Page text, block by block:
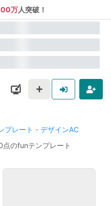
万人突破！
プレート - デザインAC
点のfunテンプレート